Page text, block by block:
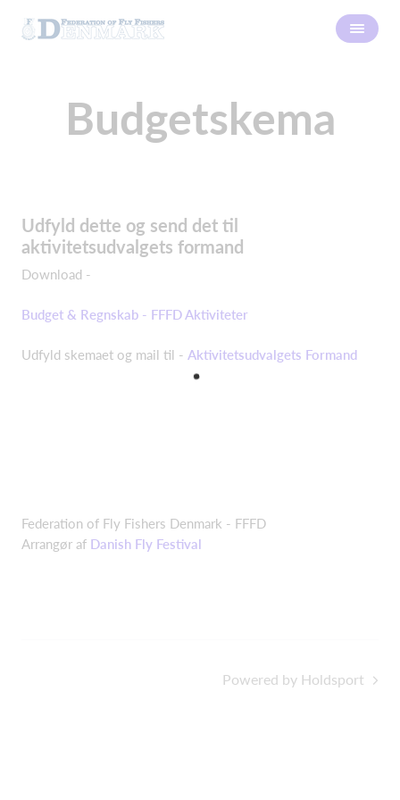
Budgetskema
Udfyld dette og send det til
aktivitetsudvalgets formand
Download -
Budget & Regnskab - FFFD Aktiviteter
Udfyld skemaet og mail til - Aktivitetsudvalgets Formand
Federation of Fly Fishers Denmark - FFFD
Arrangør af Danish Fly Festival
Powered by Holdsport